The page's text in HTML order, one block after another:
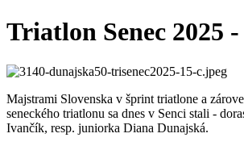
Triatlon Senec 2025
Majstrami Slovenska v šprint triatlone a
seneckého triatlonu sa dnes v Senci stali -
Ivančík, resp. juniorka Diana Dunajská.